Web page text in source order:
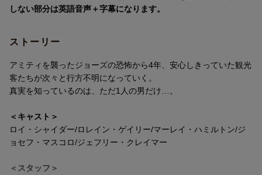
しない部分は英語音声＋字幕になります。
ストーリー
アミティを襲ったジョーズの恐怖から4年、安心しきっていた観光
客たちが次々と行方不明になっていく。
真実を知っているのは、ただ1人の男だけ…。
＜キャスト＞
ロイ・シャイダー/ロレイン・ゲイリー/マーレイ・ハミルトン/ジ
ョセフ・マスコロ/ジェフリー・クレイマー
＜スタッフ＞